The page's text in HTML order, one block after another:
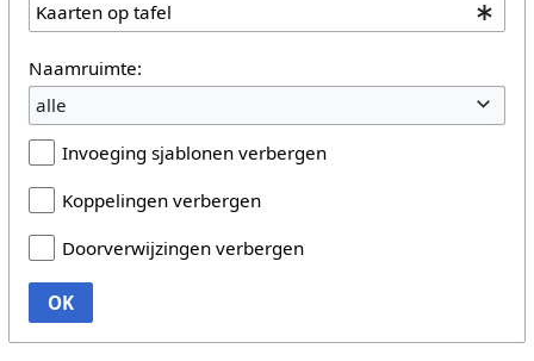
Naamruimte:
alle
Invoeging sjablonen verbergen
Koppelingen verbergen
Doorverwijzingen verbergen
OK